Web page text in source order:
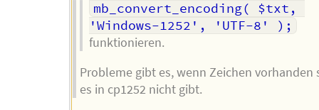
mb_convert_encoding( $txt,
'Windows-1252', 'UTF-8' );
funktionieren.
Probleme gibt es, wenn Zeichen vorhanden
es in cp1252 nicht gibt.